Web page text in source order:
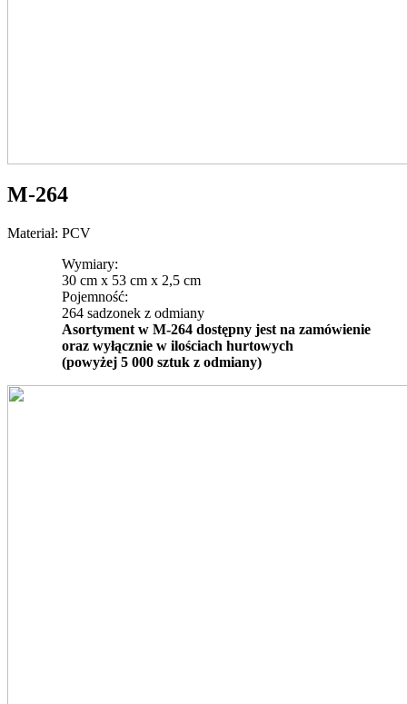
M-264
Materiał: PCV
Wymiary:
30 cm x 53 cm x 2,5 cm
Pojemność:
264 sadzonek z odmiany
Asortyment w M-264 dostępny jest na zamówienie
oraz wyłącznie w ilościach hurtowych
(powyżej 5 000 sztuk z odmiany)